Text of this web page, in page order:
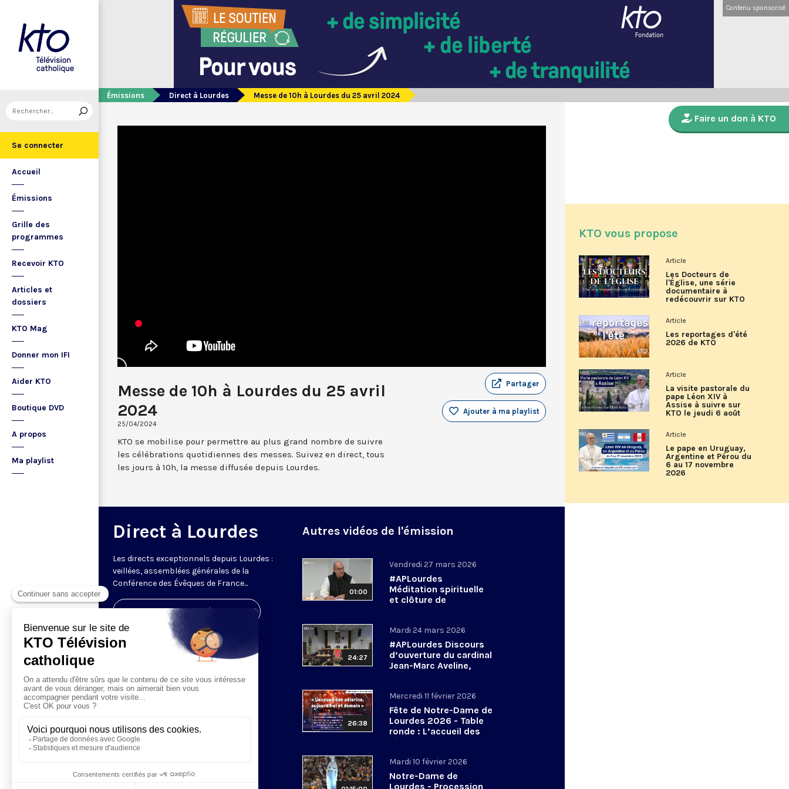
Se connecter
Accueil
Émissions
Grille des
programmes
Recevoir KTO
Articles et
dossiers
KTO Mag
Donner mon IFI
Aider KTO
Boutique DVD
A propos
Ma playlist
Contenu sponsorisé
Émissions Direct à Lourdes Messe de 10h à Lourdes du 25 avril 2024
Messe de 10h à Lourdes du 25 avril
2024
25/04/2024
Partager
Ajouter à ma playlist
KTO se mobilise pour permettre au plus grand nombre de suivre
les célébrations quotidiennes des messes. Suivez en direct, tous
les jours à 10h, la messe diffusée depuis Lourdes.
Direct à Lourdes
Les directs exceptionnels depuis Lourdes :
veillées, assemblées générales de la
Conférence des Évêques de France...
Visiter la page de l'émission
Autres vidéos de l'émission
01:00
Vendredi 27 mars 2026
#APLourdes
Méditation spirituelle
et clôture de
l’Assemblée des
mars 2026
24:27
Mardi 24 mars 2026
#APLourdes Discours
d’ouverture du cardinal
Jean-Marc Aveline,
président de la CEF -
26:38
Mercredi 11 février 2026
Fête de Notre-Dame de
Lourdes 2026 - Table
ronde : L’accueil des
pèlerins, aujourd’hui et
Mardi 10 février 2026
Notre-Dame de
Lourdes - Procession
Faire un don à KTO
KTO vous propose
Article
Les Docteurs de
l'Église, une série
documentaire à
redécouvrir sur KTO
Article
Les reportages d'été
2026 de KTO
Article
La visite pastorale du
pape Léon XIV à
Assise à suivre sur
KTO le jeudi 6 août
Article
Le pape en Uruguay,
Argentine et Pérou du
6 au 17 novembre
2026